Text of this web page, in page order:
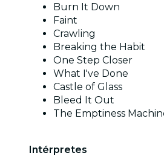
Burn It Down
Faint
Crawling
Breaking the Habit
One Step Closer
What I've Done
Castle of Glass
Bleed It Out
The Emptiness
Intérpretes